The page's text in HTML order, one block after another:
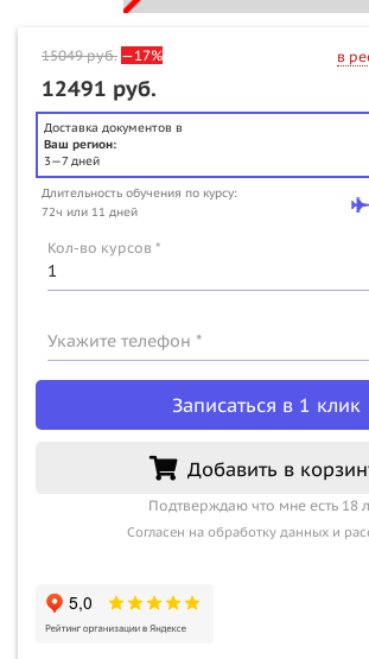
15049руб. —17% в
12491 руб.
Доставка документов в
Ваш регион:
3—7 дней
Длительность обучения по курсу:
72ч или 11 дней
Кол-во курсов *
Укажите телефон *
Записаться в 1 клик
Добавить в
Подтверждаю что мне есть 18
Согласен на обработку данных и